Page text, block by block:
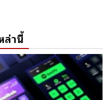
ล่านี้